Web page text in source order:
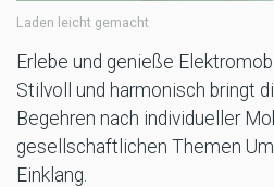
Laden leicht gemacht
Erlebe und genieße
Stilvoll und harmonisch bringt
Begehren nach individueller
gesellschaftlichen Themen
Einklang.